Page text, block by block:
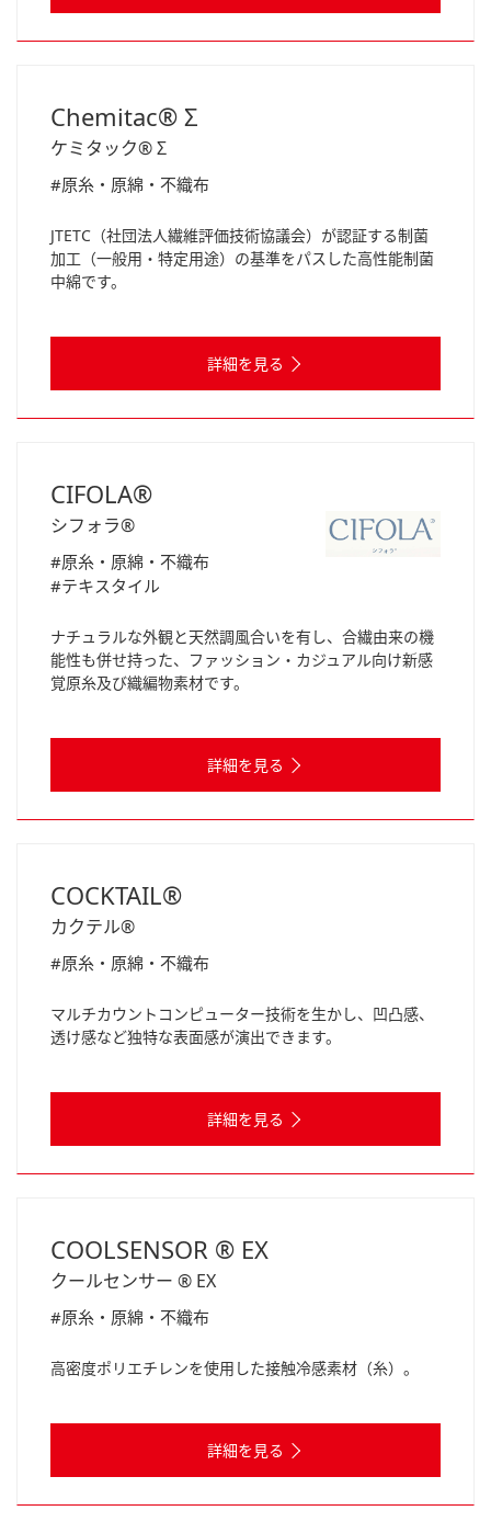
Chemitac® Σ
ケミタック® Σ
#原糸・原綿・不織布
JTETC（社団法人繊維評価技術協議会）が認証する制菌
加工（一般用・特定用途）の基準をパスした高性能制菌
中綿です。
詳細を見る
CIFOLA®
シフォラ®
#原糸・原綿・不織布
#テキスタイル
ナチュラルな外観と天然調風合いを有し、合繊由来の機
能性も併せ持った、ファッション・カジュアル向け新感
覚原糸及び織編物素材です。
詳細を見る
COCKTAIL®
カクテル®
#原糸・原綿・不織布
マルチカウントコンピューター技術を生かし、凹凸感、
透け感など独特な表面感が演出できます。
詳細を見る
COOLSENSOR ® EX
クールセンサー ® EX
#原糸・原綿・不織布
高密度ポリエチレンを使用した接触冷感素材（糸）。
詳細を見る